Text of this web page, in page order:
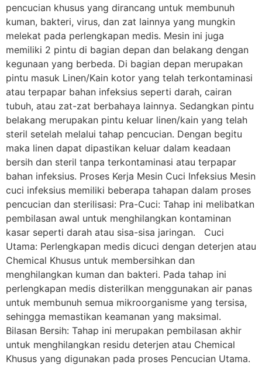
pencucian khusus yang dirancang untuk membunuh
kuman, bakteri, virus, dan zat lainnya yang mungkin
melekat pada perlengkapan medis. Mesin ini juga
memiliki 2 pintu di bagian depan dan belakang dengan
kegunaan yang berbeda. Di bagian depan merupakan
pintu masuk Linen/Kain kotor yang telah terkontaminasi
atau terpapar bahan infeksius seperti darah, cairan
tubuh, atau zat-zat berbahaya lainnya. Sedangkan pintu
belakang merupakan pintu keluar linen/kain yang telah
steril setelah melalui tahap pencucian. Dengan begitu
maka linen dapat dipastikan keluar dalam keadaan
bersih dan steril tanpa terkontaminasi atau terpapar
bahan infeksius. Proses Kerja Mesin Cuci Infeksius Mesin
cuci infeksius memiliki beberapa tahapan dalam proses
pencucian dan sterilisasi: Pra-Cuci: Tahap ini melibatkan
pembilasan awal untuk menghilangkan kontaminan
kasar seperti darah atau sisa-sisa jaringan. Cuci
Utama: Perlengkapan medis dicuci dengan deterjen atau
Chemical Khusus untuk membersihkan dan
menghilangkan kuman dan bakteri. Pada tahap ini
perlengkapan medis disterilkan menggunakan air panas
untuk membunuh semua mikroorganisme yang tersisa,
sehingga memastikan keamanan yang maksimal.
Bilasan Bersih: Tahap ini merupakan pembilasan akhir
untuk menghilangkan residu deterjen atau Chemical
Khusus yang digunakan pada proses Pencucian Utama.